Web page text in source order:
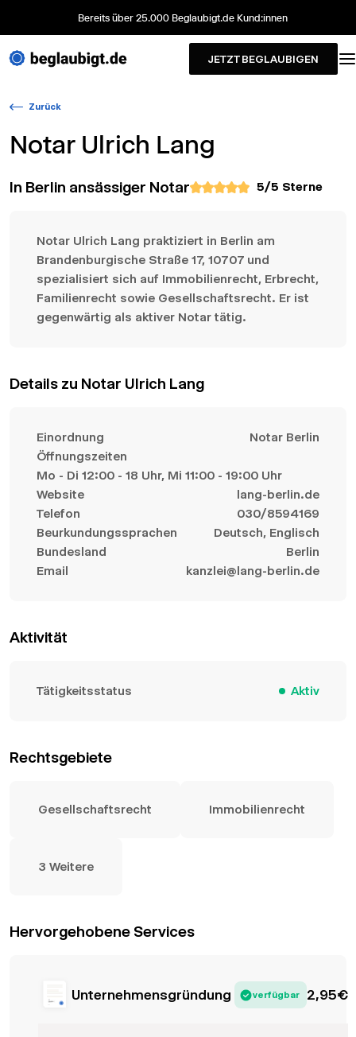
Bereits über 25.000 Beglaubigt.de Kund:innen
JETZT BEGLAUBIGEN
Zurück
Notar Ulrich Lang
In Berlin ansässiger Notar 5/5 Sterne
Notar Ulrich Lang praktiziert in Berlin am
Brandenburgische Straße 17, 10707 und
spezialisiert sich auf Immobilienrecht, Erbrecht,
Familienrecht sowie Gesellschaftsrecht. Er ist
gegenwärtig als aktiver Notar tätig.
Details zu Notar Ulrich Lang
Einordnung
Notar Berlin
Öffnungszeiten
Mo - Di 12:00 - 18 Uhr, Mi 11:00 - 19:00 Uhr
Website
lang-berlin.de
Telefon
030/8594169
Beurkundungssprachen
Deutsch, Englisch
Bundesland
Berlin
Email
kanzlei@lang-berlin.de
Aktivität
Tätigkeitsstatus Aktiv
Rechtsgebiete
Gesellschaftsrecht Immobilienrecht
3 Weitere
Hervorgehobene Services
Unternehmensgründung verfügbar 2,95€